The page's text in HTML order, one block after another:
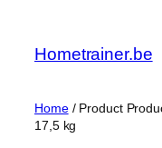
Hometrainer.be
Home/ Product
17,5 kg